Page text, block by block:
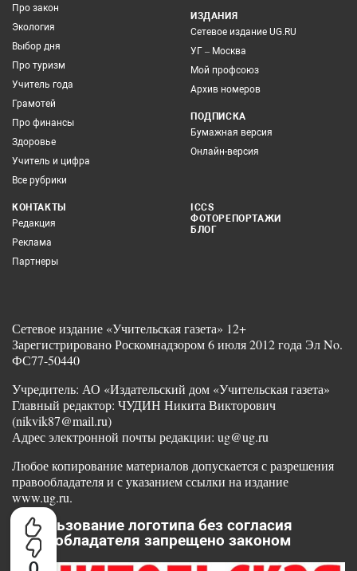
Про закон
Экология
Выбор дня
Про туризм
Учитель года
Грамотей
Про финансы
Здоровье
Учитель и цифра
Все рубрики
ИЗДАНИЯ
Сетевое издание UG.RU
УГ – Москва
Мой профсоюз
Архив номеров
ПОДПИСКА
Бумажная версия
Онлайн-версия
КОНТАКТЫ
Редакция
Реклама
Партнеры
ICCS
ФОТОРЕПОРТАЖИ
БЛОГ
Сетевое издание «Учительская газета» 12+
Зарегистрировано Роскомнадзором 6 июля 2012 года Эл No.
ФС77-50440
Учредитель: АО «Издательский дом «Учительская газета»
Главный редактор: ЧУДИН Никита Викторович
(nikvik87@mail.ru)
Адрес электронной почты редакции: ug@ug.ru
Любое копирование материалов допускается с разрешения
правообладателя и с указанием ссылки на издание
www.ug.ru.
Использование логотипа без согласия
правообладателя запрещено законом